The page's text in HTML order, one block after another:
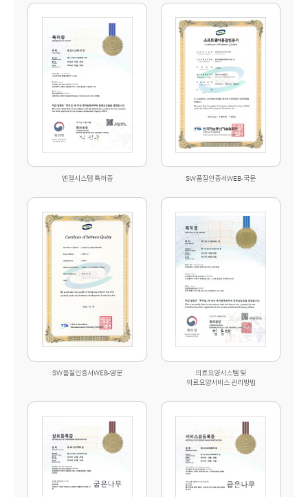
엔젤시스템 특허증 SW품질인증서WEB-국문
SW품질인증서WEB-영문
의료요양시스템 및
의료요양서비스 관리방법